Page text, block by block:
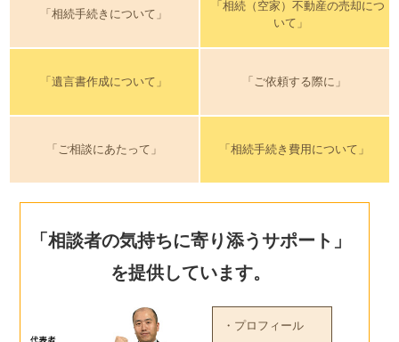
「相続手続きについて」
「相続（空家）不動産の売却につ
いて」
「遺言書作成について」 「ご依頼する際に」
「ご相談にあたって」 「相続手続き費用について」
「相談者の気持ちに寄り添うサポート」
を提供しています。
・プロフィール